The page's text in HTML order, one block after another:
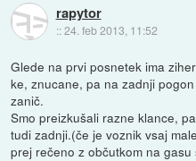
rapytor
::24. feb 2013, 11:52
Glede na prvi posnetek ima
ke, znucane, pa na zadnji
zanič.
Smo preizkušali razne klance,
tudi zadnji.(če je voznik vsaj
prej rečeno z občutkom na